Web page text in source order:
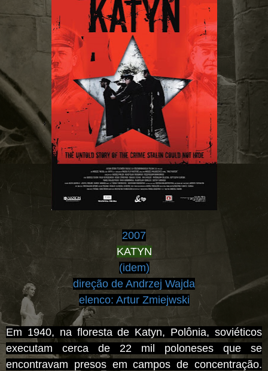
2007
KATYN
(idem)
direção de Andrzej Wajda
elenco: Artur Zmiejwski
Em 1940, na floresta de Katyn, Polônia, soviéticos
executam cerca de 22 mil poloneses que se
encontravam presos em campos de concentração.